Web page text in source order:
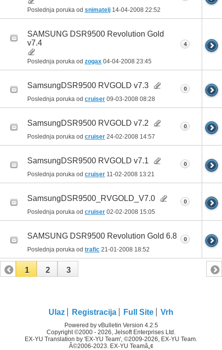
Poslednja poruka od snimatelj 14-04-2008 22:52
SAMSUNG DSR9500 Revolution Gold
v7.4
Poslednja poruka od zogax 04-04-2008 23:45
4
SamsungDSR9500 RVGOLD v7.3
Poslednja poruka od cruiser 09-03-2008 08:28
0
SamsungDSR9500 RVGOLD v7.2
Poslednja poruka od cruiser 24-02-2008 14:57
0
SamsungDSR9500 RVGOLD v7.1
Poslednja poruka od cruiser 11-02-2008 13:21
0
SamsungDSR9500_RVGOLD_V7.0
Poslednja poruka od cruiser 02-02-2008 15:05
0
SAMSUNG DSR9500 Revolution Gold 6.8
Poslednja poruka od trafic 21-01-2008 18:52
0
1 2 3
Ulaz Registracija Full Site Vrh
Powered by vBulletin Version 4.2.5
Copyright ©2000 - 2026, Jelsoft Enterprises Ltd.
EX-YU Translation by 'EX-YU Team', ©2009-2026, EX-YU Team.
Â©2006-2023. EX-YU Teamâ„¢